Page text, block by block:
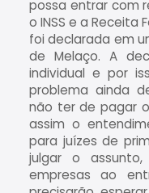
possa entrar com
o INSS e a Receita
foi declarada em
de Melaço. A
individual e por
problema ainda
não ter de pagar
assim o
para juízes de
julgar o
empresas ao